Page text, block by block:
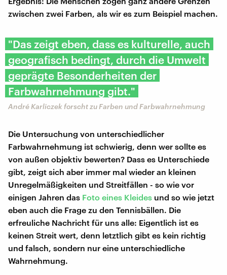
zwischen zwei Farben, als wir es zum Beispiel machen.
"Das zeigt eben, dass es kulturelle, auch
geografisch bedingt, durch die Umwelt
geprägte Besonderheiten der
Farbwahrnehmung gibt."
André Karliczek forscht zu Farben und Farbwahrnehmung
Die Untersuchung von unterschiedlicher
Farbwahrnehmung ist schwierig, denn wer sollte es
von außen objektiv bewerten? Dass es Unterschiede
gibt, zeigt sich aber immer mal wieder an kleinen
Unregelmäßigkeiten und Streitfällen - so wie vor
einigen Jahren das Foto eines Kleides und so wie jetzt
eben auch die Frage zu den Tennisbällen. Die
erfreuliche Nachricht für uns alle: Eigentlich ist es
keinen Streit wert, denn letztlich gibt es kein richtig
und falsch, sondern nur eine unterschiedliche
Wahrnehmung.